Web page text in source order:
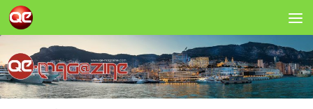
Salta al contenuto